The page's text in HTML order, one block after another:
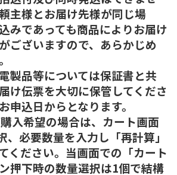
主様とお届け先様が同じ場
みであっても商品によりお届け
ございますので、あらかじめ
製品等については保証書と共
け伝票を大切に保管してくださ
申込日からとなります。
入希望の場合は、カート画面
、必要数量を入力し「再計算」
ください。当画面での「カート
押下時の数量選択は1個で結構